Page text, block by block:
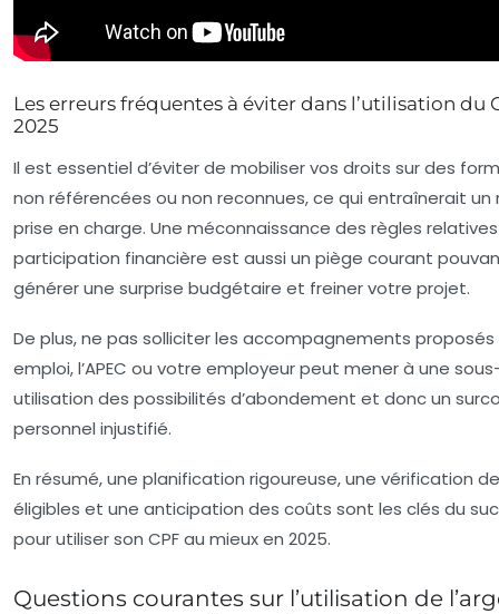
Les erreurs fréquentes à éviter dans l’utilisation du
2025
Il est essentiel d’éviter de mobiliser vos droits sur des
non référencées ou non reconnues, ce qui entraînerait un
prise en charge. Une méconnaissance des règles
participation financière est aussi un piège courant
générer une surprise budgétaire et freiner votre projet.
De plus, ne pas solliciter les accompagnements proposés
emploi, l’APEC ou votre employeur peut mener à une
utilisation des possibilités d’abondement et donc un
personnel injustifié.
En résumé, une planification rigoureuse, une vérification
éligibles et une anticipation des coûts sont les clés du
pour utiliser son CPF au mieux en 2025.
Questions courantes sur l’utilisation de